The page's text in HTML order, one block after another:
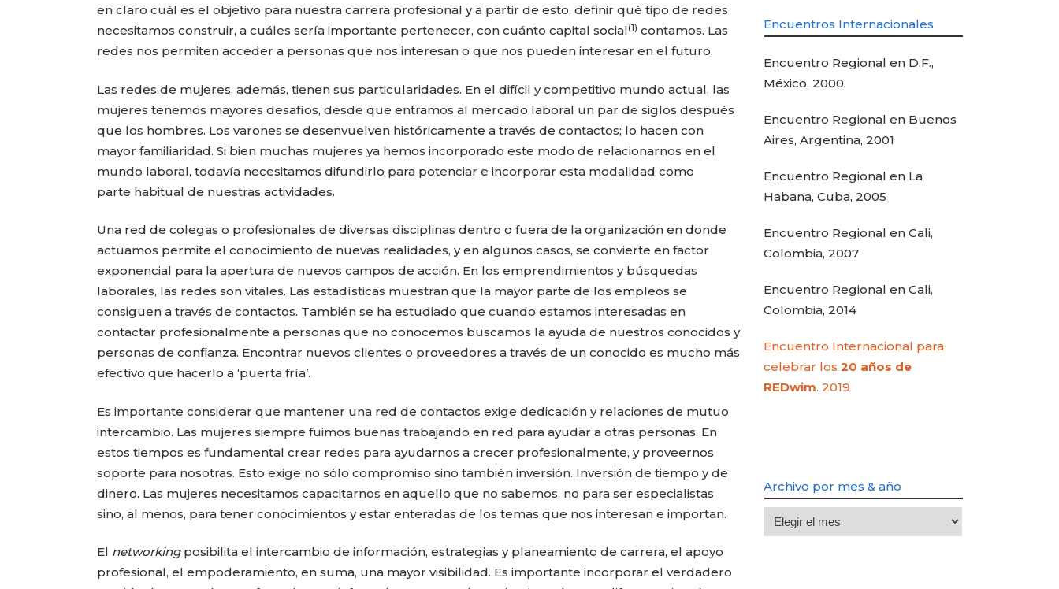
en claro cuál es el objetivo para nuestra carrera profesional y a partir de esto, definir qué tipo de redes
necesitamos construir, a cuáles sería importante pertenecer, con cuánto capital social(1) contamos. Las
redes nos permiten acceder a personas que nos interesan o que nos pueden interesar en el futuro.
Las redes de mujeres, además, tienen sus particularidades. En el difícil y competitivo mundo actual, las
mujeres tenemos mayores desafíos, desde que entramos al mercado laboral un par de siglos después
que los hombres. Los varones se desenvuelven históricamente a través de contactos; lo hacen con
mayor familiaridad. Si bien muchas mujeres ya hemos incorporado este modo de relacionarnos en el
mundo laboral, todavía necesitamos difundirlo para potenciar e incorporar esta modalidad como
parte habitual de nuestras actividades.
Una red de colegas o profesionales de diversas disciplinas dentro o fuera de la organización en donde
actuamos permite el conocimiento de nuevas realidades, y en algunos casos, se convierte en factor
exponencial para la apertura de nuevos campos de acción. En los emprendimientos y búsquedas
laborales, las redes son vitales. Las estadísticas muestran que la mayor parte de los empleos se
consiguen a través de contactos. También se ha estudiado que cuando estamos interesadas en
contactar profesionalmente a personas que no conocemos buscamos la ayuda de nuestros conocidos y
personas de confianza. Encontrar nuevos clientes o proveedores a través de un conocido es mucho más
efectivo que hacerlo a ‘puerta fría’.
Es importante considerar que mantener una red de contactos exige dedicación y relaciones de mutuo
intercambio. Las mujeres siempre fuimos buenas trabajando en red para ayudar a otras personas. En
estos tiempos es fundamental crear redes para ayudarnos a crecer profesionalmente, y proveernos
soporte para nosotras. Esto exige no sólo compromiso sino también inversión. Inversión de tiempo y de
dinero. Las mujeres necesitamos capacitarnos en aquello que no sabemos, no para ser especialistas
sino, al menos, para tener conocimientos y estar enteradas de los temas que nos interesan e importan.
El networkingposibilita el intercambio de información, estrategias y planeamiento de carrera, el apoyo
profesional, el empoderamiento, en suma, una mayor visibilidad. Es importante incorporar el verdadero
Encuentros Internacionales
Encuentro Regional en D.F.,
México, 2000
Encuentro Regional en Buenos
Aires, Argentina, 2001
Encuentro Regional en La
Habana, Cuba, 2005
Encuentro Regional en Cali,
Colombia, 2007
Encuentro Regional en Cali,
Colombia, 2014
Encuentro Internacional para
celebrar los20 años de
REDwim. 2019
Archivo por mes & año
Archivo
por